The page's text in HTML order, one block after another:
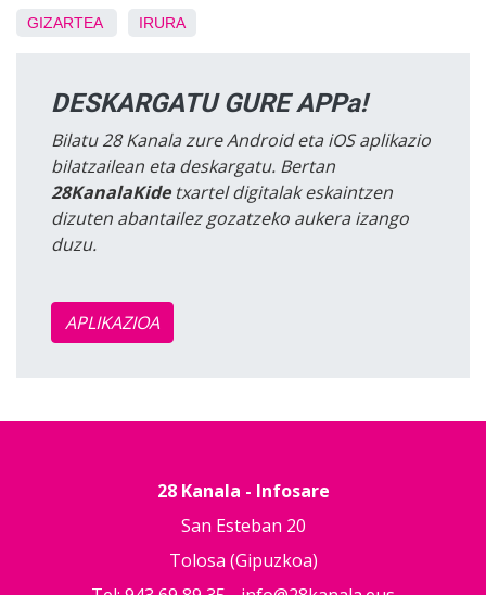
GIZARTEA IRURA
DESKARGATU GURE APPa!
Bilatu 28 Kanala zure Android eta iOS aplikazio
bilatzailean eta deskargatu. Bertan
28KanalaKidetxartel digitalak eskaintzen
dizuten abantailez gozatzeko aukera izango
duzu.
APLIKAZIOA
28 Kanala - Infosare
San Esteban 20
Tolosa (Gipuzkoa)